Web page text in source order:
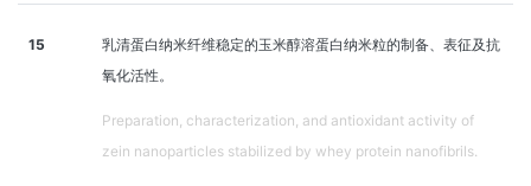
15
乳清蛋白纳米纤维稳定的玉米醇溶蛋白纳米粒的制备、表征及抗
氧化活性。
Preparation, characterization, and antioxidant activity of
zein nanoparticles stabilized by whey protein nanofibrils.